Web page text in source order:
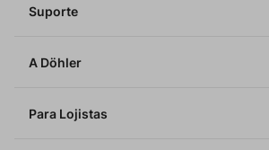
Suporte
A Döhler
Para Lojistas